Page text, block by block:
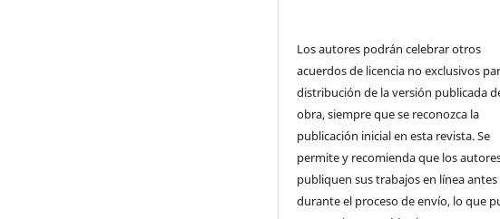
Los autores podrán celebrar otros
acuerdos de licencia no exclusivos
distribución de la versión publicada
obra, siempre que se reconozca la
publicación inicial en esta revista. Se
permite y recomienda que los
publiquen sus trabajos en línea antes
durante el proceso de envío, lo que